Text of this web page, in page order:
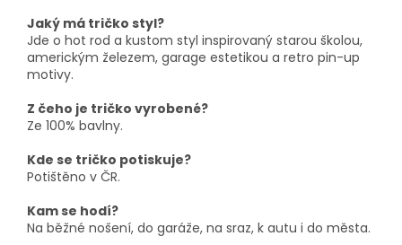
Jaký má tričko styl?
Jde o hot rod a kustom styl inspirovaný starou školou,
americkým železem, garage estetikou a retro pin-up
motivy.
Z čeho je tričko vyrobené?
Ze 100% bavlny.
Kde se tričko potiskuje?
Potištěno v ČR.
Kam se hodí?
Na běžné nošení, do garáže, na sraz, k autu i do města.